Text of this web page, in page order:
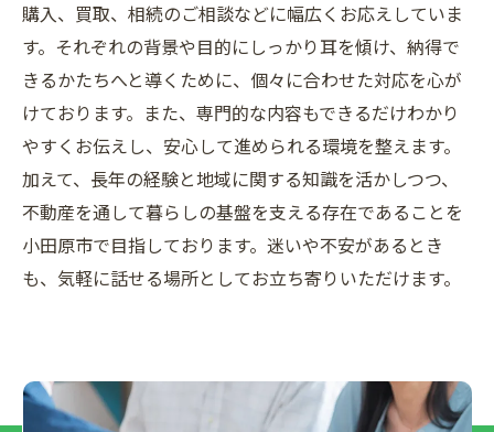
購入、買取、相続のご相談などに幅広くお応えしていま
す。それぞれの背景や目的にしっかり耳を傾け、納得で
きるかたちへと導くために、個々に合わせた対応を心が
けております。また、専門的な内容もできるだけわかり
やすくお伝えし、安心して進められる環境を整えます。
加えて、長年の経験と地域に関する知識を活かしつつ、
不動産を通して暮らしの基盤を支える存在であることを
小田原市で目指しております。迷いや不安があるとき
も、気軽に話せる場所としてお立ち寄りいただけます。